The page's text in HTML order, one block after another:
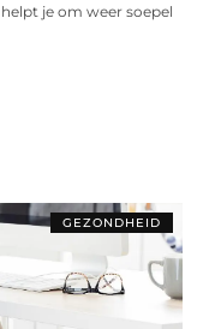
je om weer soepel
GEZONDHEID